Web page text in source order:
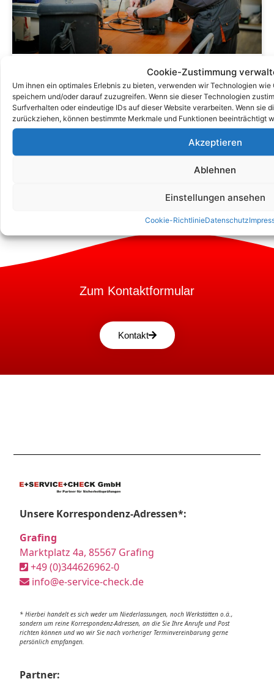
Cookie-Zustimmung
Um ihnen ein optimales Erlebnis zu bieten, verwenden wir Technologien
speichern und/oder darauf zuzugreifen. Wenn sie dieser Technologien
Surfverhalten oder eindeutige IDs auf dieser Website verarbeiten. Wenn sie
zurückziehen, können bestimmte Merkmale und Funktionen beeinträchtigt
Akzeptieren
Ablehnen
Einstellungen ansehen
Cookie-RichtlinieDatenschutz
Verständnis Der Kosten Der DGUV
V3 -Prüfung: Was Sie Wissen
Müssen
Zum Kontaktformular
Kontakt
Unsere Korrespondenz-Adressen*:
Grafing
Marktplatz 4a, 85567 Grafing
+49 (0)344626962-0
info@e-service-check.de
* Hierbei handelt es sich weder um Niederlassungen, noch Werkstätten o.ä.,
sondern um reine Korrespondenz-Adressen, an die Sie Ihre Anrufe und Post
richten können und wo wir Sie nach vorheriger Terminvereinbarung gerne
persönlich empfangen.
Partner: